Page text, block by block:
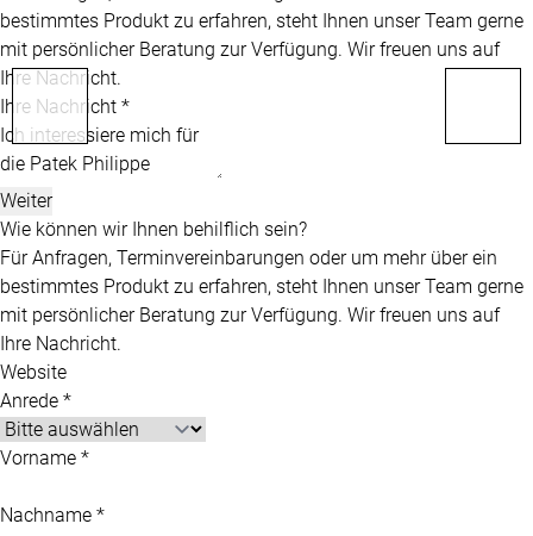
bestimmtes Produkt zu erfahren, steht Ihnen unser Team gerne
mit persönlicher Beratung zur Verfügung. Wir freuen uns auf
Ihre Nachricht.
Ihre Nachricht *
Weiter
Wie können wir Ihnen behilflich sein?
Für Anfragen, Terminvereinbarungen oder um mehr über ein
bestimmtes Produkt zu erfahren, steht Ihnen unser Team gerne
mit persönlicher Beratung zur Verfügung. Wir freuen uns auf
Ihre Nachricht.
Website
Anrede *
Vorname *
Nachname *